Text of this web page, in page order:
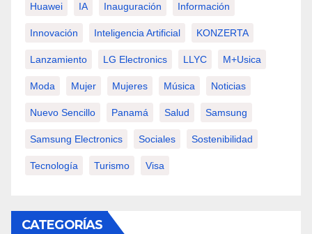
Huawei IA Inauguración Información
Innovación Inteligencia Artificial KONZERTA
Lanzamiento LG Electronics LLYC M+usica
Moda Mujer Mujeres Música Noticias
Nuevo Sencillo Panamá Salud Samsung
Samsung Electronics Sociales Sostenibilidad
Tecnología Turismo Visa
CATEGORÍAS